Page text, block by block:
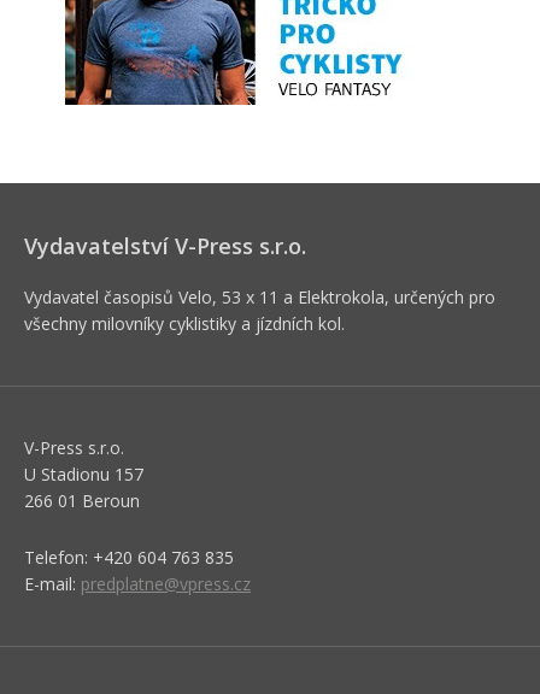
Vydavatelství V-Press s.r.o.
Vydavatel časopisů Velo, 53 x 11 a Elektrokola, určených pro
všechny milovníky cyklistiky a jízdních kol.
V-Press s.r.o.
U Stadionu 157
266 01 Beroun
Telefon: +420 604 763 835
E-mail: predplatne@vpress.cz